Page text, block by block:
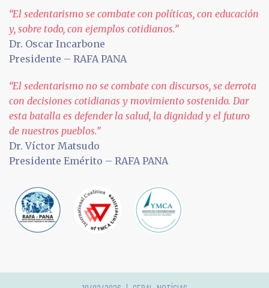
“El sedentarismo se combate con políticas, con educación
y, sobre todo, con ejemplos cotidianos.”
Dr. Oscar Incarbone
Presidente – RAFA PANA
“El sedentarismo no se combate con discursos, se derrota
con decisiones cotidianas y movimiento sostenido. Dar
esta batalla es defender la salud, la dignidad y el futuro
de nuestros pueblos.”
Dr. Víctor Matsudo
Presidente Emérito – RAFA PANA